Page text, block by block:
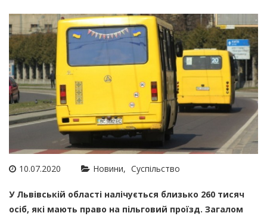
10.07.2020 Новини Суспільство
У Львівській області налічується близько 260 тисяч
осіб, які мають право на пільговий проїзд. Загалом